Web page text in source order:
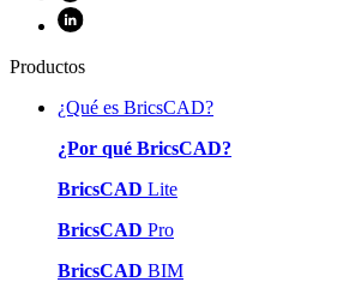
Productos
¿Qué es BricsCAD?
¿Por qué BricsCAD?
BricsCAD Lite
BricsCAD Pro
BricsCAD BIM